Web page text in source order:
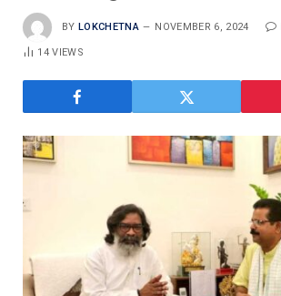
BY LOKCHETNA NOVEMBER 6, 2024
14VIEWS